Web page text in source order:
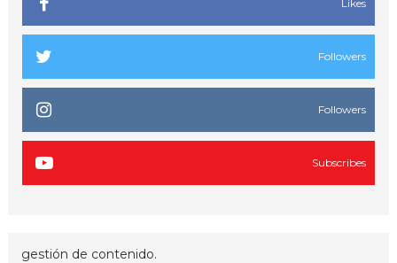
Likes
Followers
Followers
Subscribes
gestión de contenido.